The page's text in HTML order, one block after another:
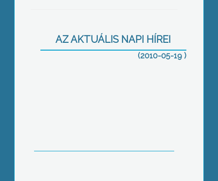
AZ AKTUÁLIS NAPI HÍREI
(2010-05-19 )
szakembereknek